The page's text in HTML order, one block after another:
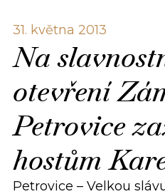
31. května 2013
Na
otevření
Petrovice
hostům
Petrovice – Velkou